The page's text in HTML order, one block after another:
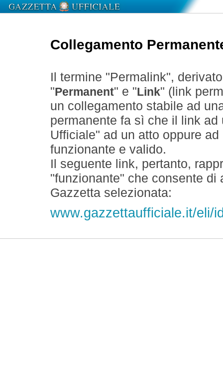
Collegamento
Il termine "Permalink",
" Permanent" e " Link" (link
un collegamento stabile ad
permanente fa sì che il link
Ufficiale" ad un atto oppure
funzionante e valido.
Il seguente link, pertanto,
"funzionante" che consente
Gazzetta selezionata:
www.gazzettaufficiale.it/eli/